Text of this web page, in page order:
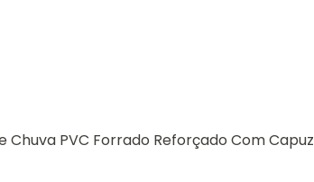
Chuva PVC Forrado Reforçado Com Capuz